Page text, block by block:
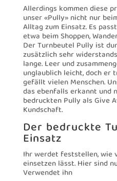
Allerdings kommen diese
unser «Pully» nicht nur
Alltag zum Einsatz. Es
etwa beim Shoppen,
Der Turnbeutel Pully ist
zusätzlich sehr
lange. Leer und
unglaublich leicht, doch er
gefällt vielen Menschen.
das ebenfalls erkannt und
bedruckten Pully als Give
Kundschaft.
Der bedruckte
Einsatz
Ihr werdet feststellen, wie
einsetzen lässt. Hier sind
Verwendet ihn